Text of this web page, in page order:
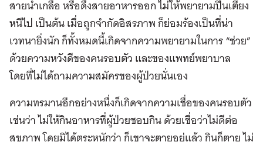
สายน้ำเกลือ หรือดึงสายอาหารออก ไม่ให้พยายามปีนเตียง
หนีไป เป็นต้น เมื่อถูกจำกัดอิสรภาพ ก็ย่อมร้องเป็นที่น่า
เวทนายิ่งนัก ก็ทั้งหมดนี้เกิดจากความพยายามในการ “ช่วย”
ด้วยความหวังดีของคนรอบตัว และของแพทย์พยาบาล
โดยที่ไม่ได้ถามความสมัครของผู้ป่วยนั่นเอง
ความทรมานอีกอย่างหนึ่งก็เกิดจากความเชื่อของคนรอบตัว
เช่นว่า ไม่ให้กินอาหารที่ผู้ป่วยชอบกิน ด้วยเชื่อว่าไม่ดีต่อ
สุขภาพ โดยมิได้ตระหนักว่า ก็เขาจะตายอยู่แล้ว กินก็ตาย ไม่